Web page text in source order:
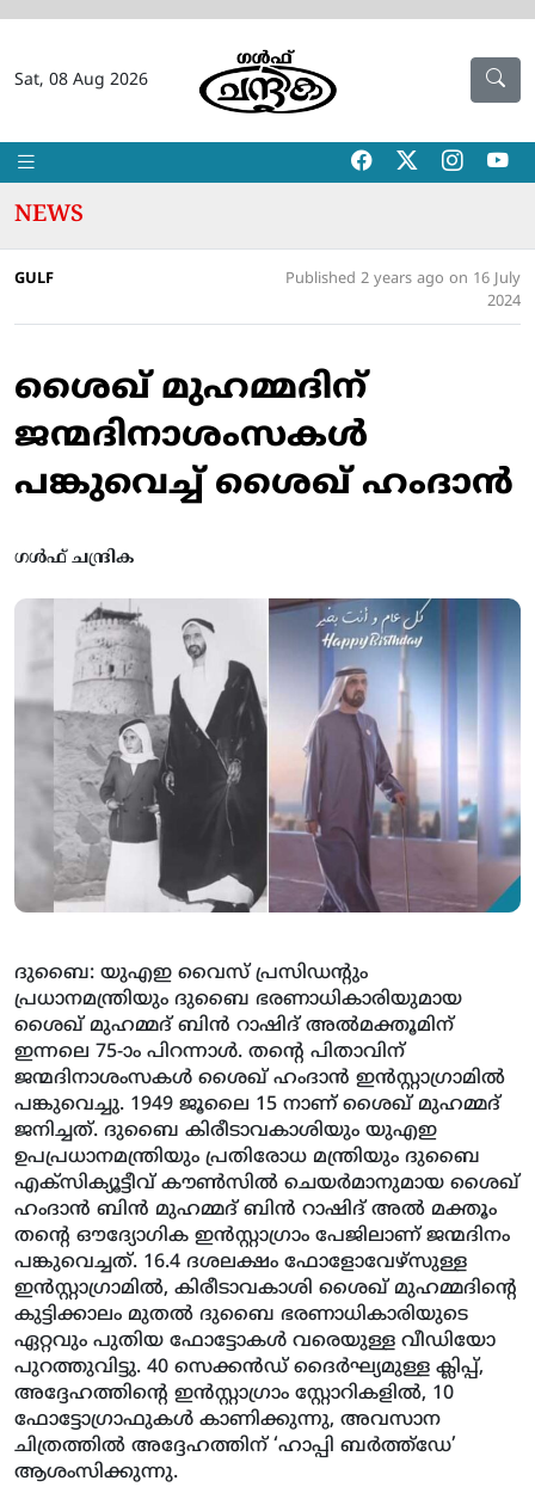
Sat, 08 Aug 2026
NEWS
GULF
Published 2 years ago on 16 July
2024
ശൈഖ് മുഹമ്മദിന്
ജന്മദിനാശംസകള്‍
പങ്കുവെച്ച് ശൈഖ് ഹംദാന്‍
ഗൾഫ് ചന്ദ്രിക
ദുബൈ: യുഎഇ വൈസ് പ്രസിഡന്റും
പ്രധാനമന്ത്രിയും ദുബൈ ഭരണാധികാരിയുമായ
ശൈഖ് മുഹമ്മദ് ബിന്‍ റാഷിദ് അല്‍മക്തൂമിന്
ഇന്നലെ 75-ാം പിറന്നാള്‍. തന്റെ പിതാവിന്
ജന്മദിനാശംസകള്‍ ശൈഖ് ഹംദാന്‍ ഇന്‍സ്റ്റാഗ്രാമില്‍
പങ്കുവെച്ചു. 1949 ജൂലൈ 15 നാണ് ശൈഖ് മുഹമ്മദ്
ജനിച്ചത്. ദുബൈ കിരീടാവകാശിയും യുഎഇ
ഉപപ്രധാനമന്ത്രിയും പ്രതിരോധ മന്ത്രിയും ദുബൈ
എക്‌സിക്യൂട്ടീവ് കൗണ്‍സില്‍ ചെയര്‍മാനുമായ ശൈഖ്
ഹംദാന്‍ ബിന്‍ മുഹമ്മദ് ബിന്‍ റാഷിദ് അല്‍ മക്തൂം
തന്റെ ഔദ്യോഗിക ഇന്‍സ്റ്റാഗ്രാം പേജിലാണ് ജന്മദിനം
പങ്കുവെച്ചത്. 16.4 ദശലക്ഷം ഫോളോവേഴ്‌സുള്ള
ഇന്‍സ്റ്റാഗ്രാമില്‍, കിരീടാവകാശി ശൈഖ് മുഹമ്മദിന്റെ
കുട്ടിക്കാലം മുതല്‍ ദുബൈ ഭരണാധികാരിയുടെ
ഏറ്റവും പുതിയ ഫോട്ടോകള്‍ വരെയുള്ള വീഡിയോ
പുറത്തുവിട്ടു. 40 സെക്കന്‍ഡ് ദൈര്‍ഘ്യമുള്ള ക്ലിപ്പ്,
അദ്ദേഹത്തിന്റെ ഇന്‍സ്റ്റാഗ്രാം സ്റ്റോറികളില്‍, 10
ഫോട്ടോഗ്രാഫുകള്‍ കാണിക്കുന്നു, അവസാന
ചിത്രത്തില്‍ അദ്ദേഹത്തിന് ‘ഹാപ്പി ബര്‍ത്ത്‌ഡേ’
ആശംസിക്കുന്നു.